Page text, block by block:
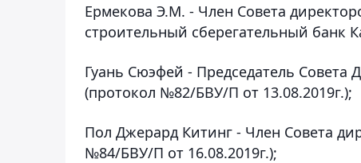
Ермекова Э.М. - Член Совета
строительный сберегательный банк
Гуань Сюэфей - Председатель Совета
(протокол №82/БВУ/П от 13.08.2019г.);
Пол Джерард Китинг - Член Совета
№84/БВУ/П от 16.08.2019г.);